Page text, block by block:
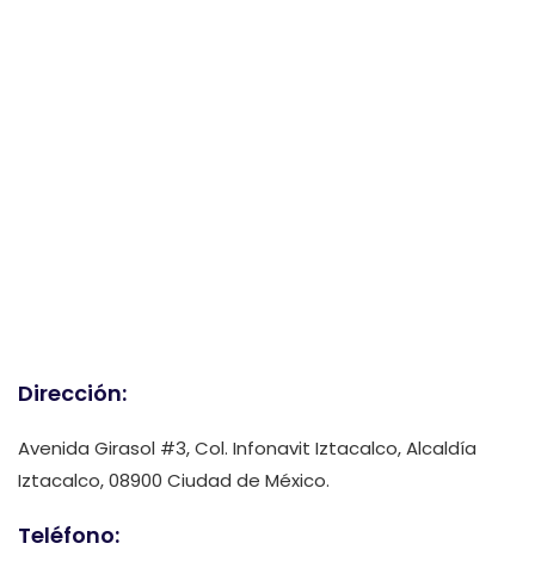
Dirección:
Avenida Girasol #3, Col. Infonavit Iztacalco, Alcaldía
Iztacalco, 08900 Ciudad de México.
Teléfono: